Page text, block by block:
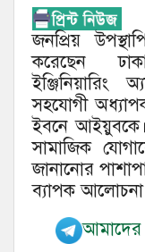
জনপ্রিয়
করেছেন
ইঞ্জিনিয়ারিং
সহযোগী
ইবনে
সামাজিক
জানানোর
ব্যাপক
আমাদের